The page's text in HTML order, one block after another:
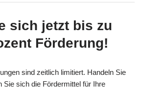
sich jetzt bis zu
Förderung!
sind zeitlich limitiert. Handeln Sie
Sie sich die Fördermittel für Ihre